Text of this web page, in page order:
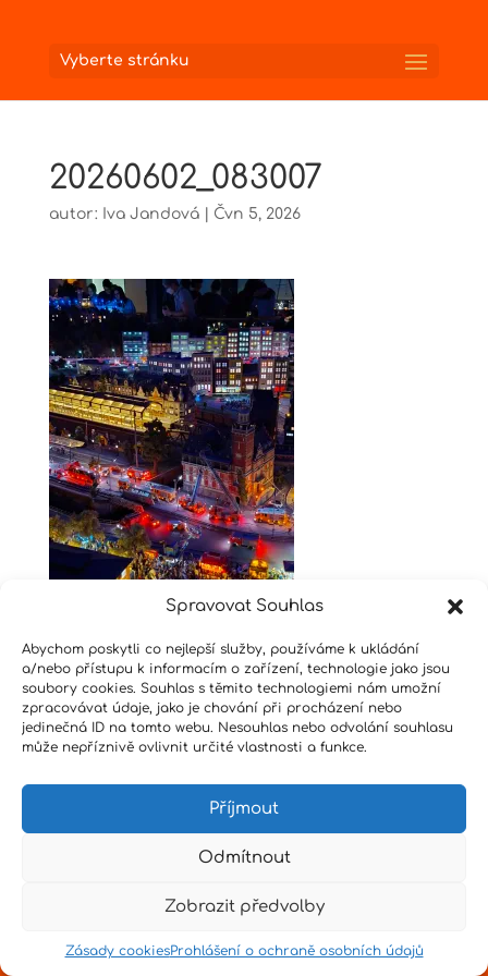
Spravovat Souhlas
Abychom poskytli co nejlepší služby, používáme k ukládání
a/nebo přístupu k informacím o zařízení, technologie jako jsou
soubory cookies. Souhlas s těmito technologiemi nám umožní
zpracovávat údaje, jako je chování při procházení nebo
jedinečná ID na tomto webu. Nesouhlas nebo odvolání souhlasu
může nepříznivě ovlivnit určité vlastnosti a funkce.
Příjmout
Odmítnout
Zobrazit předvolby
Zásady cookiesProhlášení o ochraně osobních údajů
Vyberte stránku
20260602_083007
autor: Iva Jandová| Čvn 5, 2026
Design by Senpai |Hvězdné psaní|Pro učitele